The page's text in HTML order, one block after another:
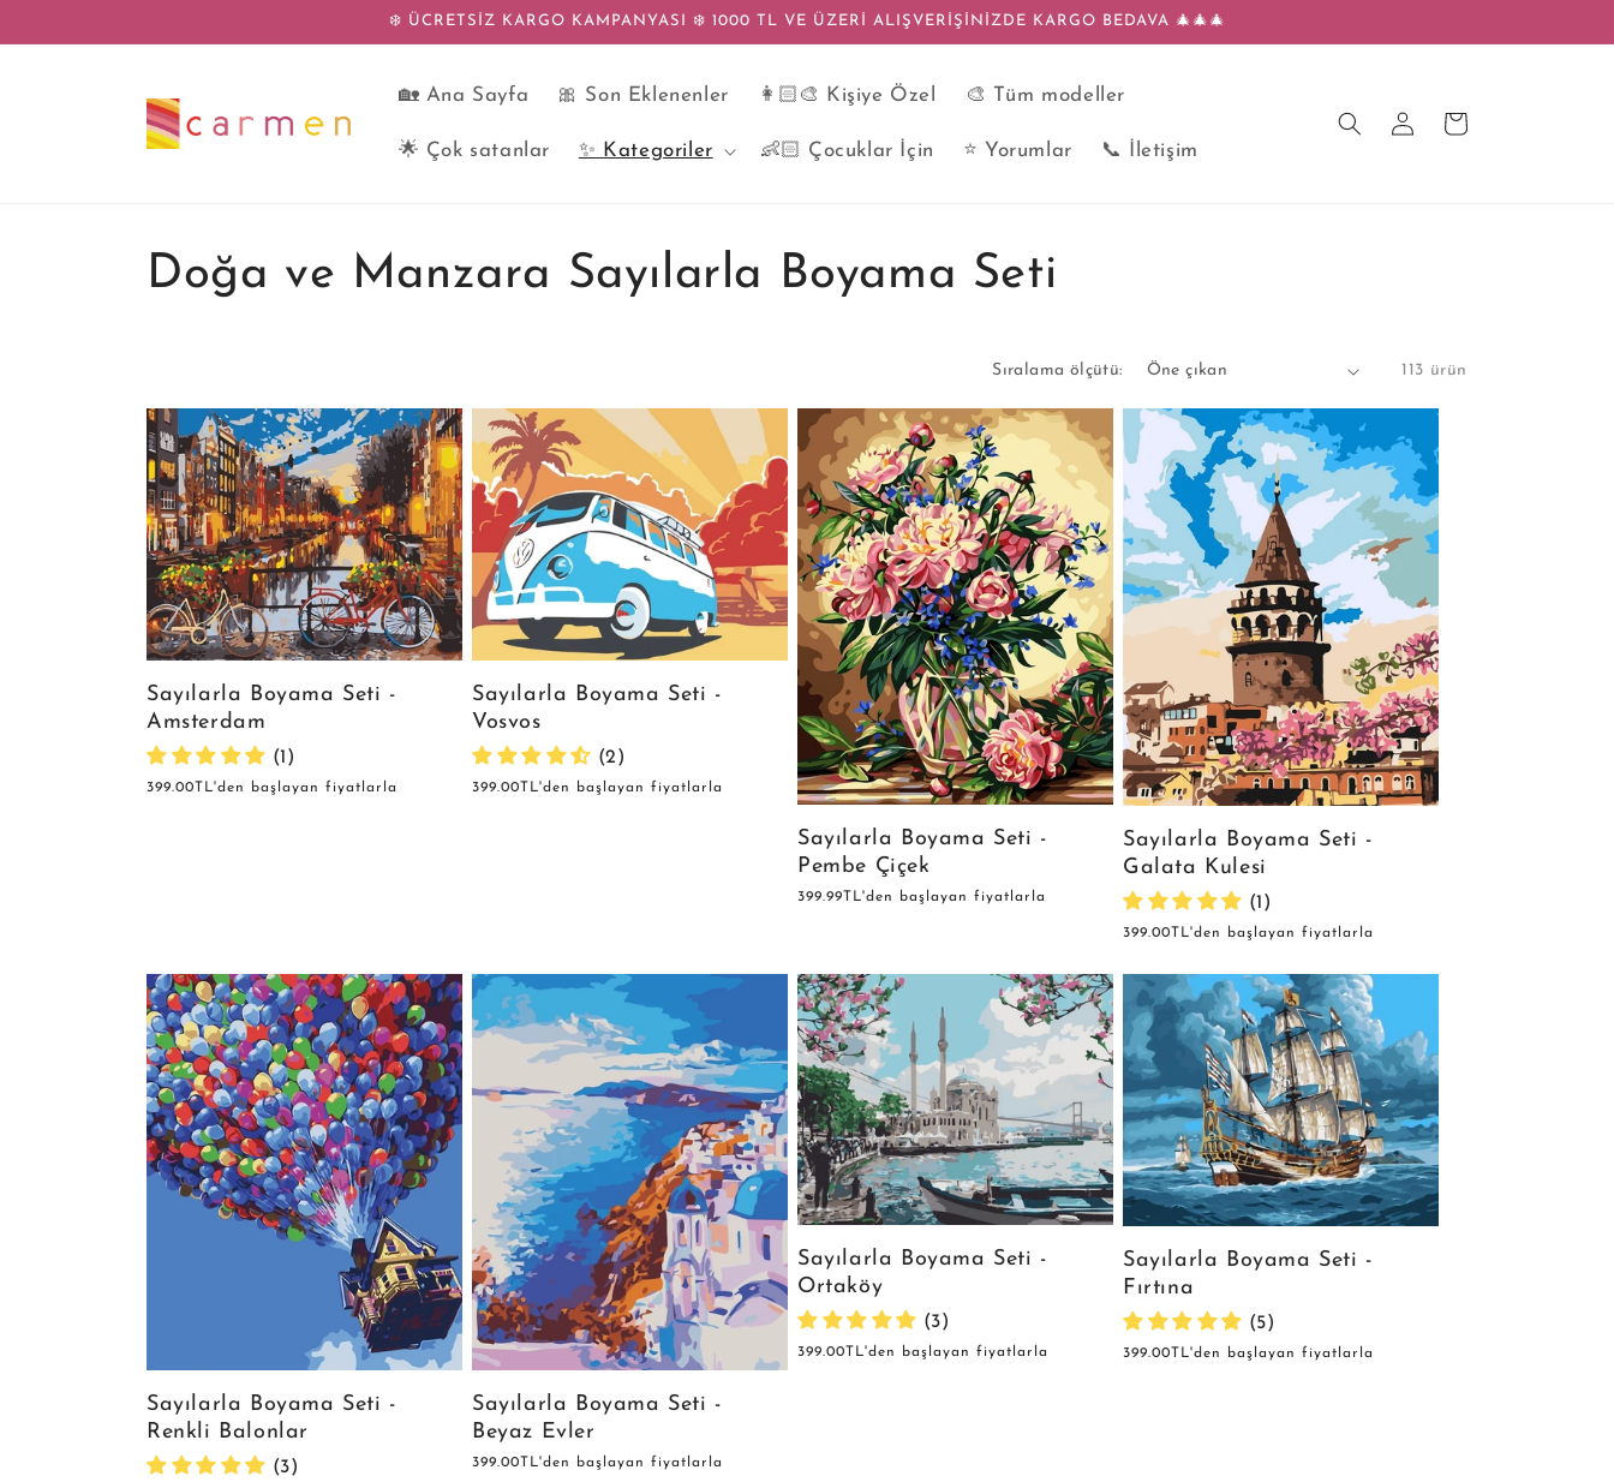
❄️ ÜCRETSİZ KARGO KAMPANYASI ❄️ 1000 TL VE ÜZERİ ALIŞVERİŞİNİZDE KARGO BEDAVA 🎄🎄🎄
🏡 Ana Sayfa 🎀 Son Eklenenler 👩🏻‍🎨 Kişiye Özel 🎨 Tüm modeller
🌟 Çok satanlar ✨ Kategoriler 👶🏻 Çocuklar İçin ⭐️ Yorumlar 📞 İletişim
Sepet
Doğa ve Manzara Sayılarla Boyama Seti
Sıralama ölçütü: 113 ürün
Sayılarla Boyama Seti -
Amsterdam
(1)
Normal
399.00TL'den başlayan fiyatlarla
Sayılarla Boyama Seti -
Vosvos
(2)
Normal
399.00TL'den başlayan fiyatlarla
Sayılarla Boyama Seti -
Pembe Çiçek
Normal
399.99TL'den başlayan fiyatlarla
Sayılarla Boyama Seti -
Galata Kulesi
(1)
Normal
399.00TL'den başlayan fiyatlarla
Sayılarla Boyama Seti -
Renkli Balonlar
(3)
Sayılarla Boyama Seti -
Beyaz Evler
Normal
399.00TL'den başlayan fiyatlarla
Sayılarla Boyama Seti -
Ortaköy
(3)
Normal
399.00TL'den başlayan fiyatlarla
Sayılarla Boyama Seti -
Fırtına
(5)
Normal
399.00TL'den başlayan fiyatlarla